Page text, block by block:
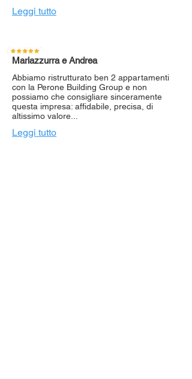
Leggi tutto
Mariazzurra e Andrea
Abbiamo ristrutturato ben 2 appartamenti
con la Perone Building Group e non
possiamo che consigliare sinceramente
questa impresa: affidabile, precisa, di
altissimo valore...
Leggi tutto